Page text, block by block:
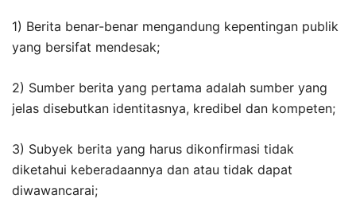
1) Berita benar-benar mengandung kepentingan publik
yang bersifat mendesak;
2) Sumber berita yang pertama adalah sumber yang
jelas disebutkan identitasnya, kredibel dan kompeten;
3) Subyek berita yang harus dikonfirmasi tidak
diketahui keberadaannya dan atau tidak dapat
diwawancarai;